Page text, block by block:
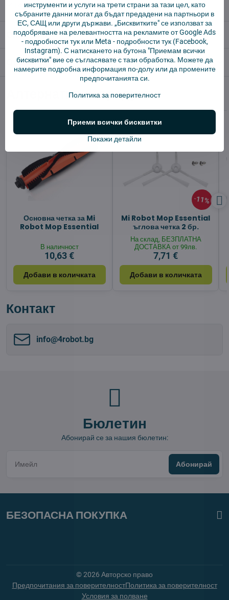
✅ 14 дни политика за връщане
Описание
Отзиви 0
Алтернативни продукти
Основна четка за Mi
Robot Mop Essential
В наличност
10,63 €
Добави в количката
11%
Mi Robot Mop Essential
ъглова четка 2 бр.
На склад, БЕЗПЛАТНА
ДОСТАВКА от 99лв.
7,71 €
Добави в количката
Контакт
info​@4robot​.bg
Бюлетин
Абонирай се за нашия бюлетин:
Абонирай
БЕЗОПАСНА ПОКУПКА
©2026 Авторско право
Предпочитания за поверителностПолитика за поверителност
Условия за полване
инструменти и услуги на трети страни за тази цел, като
събраните данни могат да бъдат предадени на партньори в
ЕС, САЩ или други държави. „Бисквитките" се използват за
подобряване на релевантността на рекламите от Google Ads
- подробности тукили Meta - подробности тук(Facebook,
Instagram). С натискането на бутона "Приемам всички
бисквитки" вие се съгласявате с тази обработка. Можете да
намерите подробна информация по-долу или да промените
предпочитанията си.
Политика за поверителност
Покажи детайли
Приеми всички бисквитки